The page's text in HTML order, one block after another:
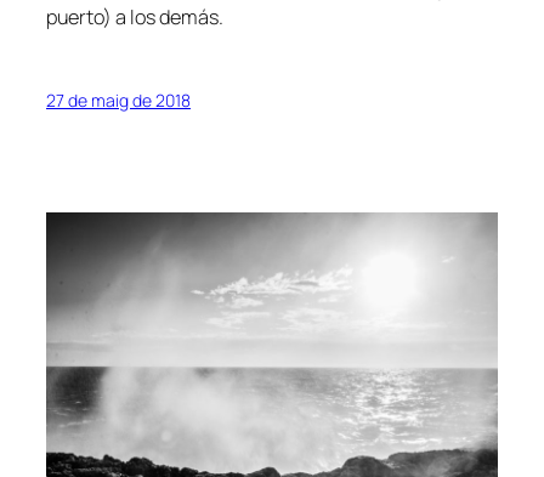
puerto) a los demás.
27 de maig de 2018